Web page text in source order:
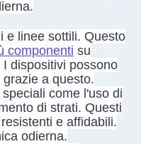
e linee sottili. Questo
componenti su
dispositivi possono
a questo.
come l'uso di
di strati. Questi
e affidabili.
odierna.